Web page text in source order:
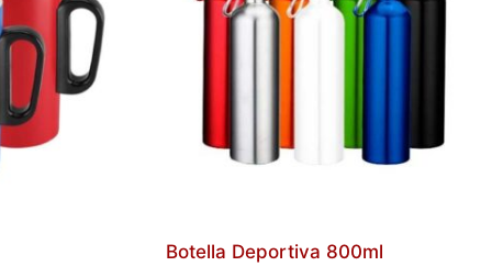
Botella Deportiva 800ml